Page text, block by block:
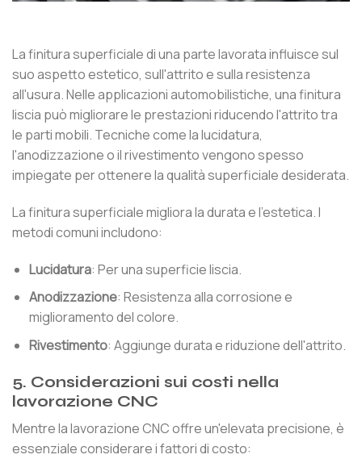
La finitura superficiale di una parte lavorata influisce sul
suo aspetto estetico, sull'attrito e sulla resistenza
all'usura. Nelle applicazioni automobilistiche, una finitura
liscia può migliorare le prestazioni riducendo l'attrito tra
le parti mobili. Tecniche come la lucidatura,
l'anodizzazione o il rivestimento vengono spesso
impiegate per ottenere la qualità superficiale desiderata.
La finitura superficiale migliora la durata e l'estetica. I
metodi comuni includono:
Lucidatura: Per una superficie liscia.
Anodizzazione: Resistenza alla corrosione e
miglioramento del colore.
Rivestimento: Aggiunge durata e riduzione dell'attrito.
5. Considerazioni sui costi nella
lavorazione CNC
Mentre la lavorazione CNC offre un'elevata precisione, è
essenziale considerare i fattori di costo: